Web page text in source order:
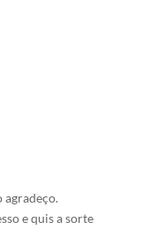
agradeço.
e quis a sorte